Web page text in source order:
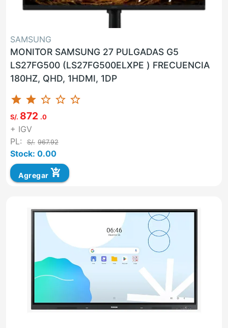
SAMSUNG
MONITOR SAMSUNG 27 PULGADAS G5
LS27FG500 (LS27FG500ELXPE ) FRECUENCIA
180HZ, QHD, 1HDMI, 1DP
star star star_border star_border star_border
S/. 872 .0
+ IGV
PL:
S/. 967.92
Stock: 0.00
Agregar add_shopping_cart